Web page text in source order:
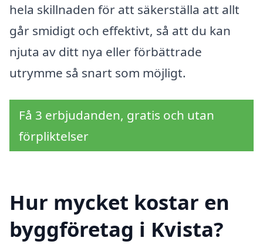
hela skillnaden för att säkerställa att allt
går smidigt och effektivt, så att du kan
njuta av ditt nya eller förbättrade
utrymme så snart som möjligt.
Få 3 erbjudanden, gratis och utan
förpliktelser
Hur mycket kostar en
byggföretag i Kvista?